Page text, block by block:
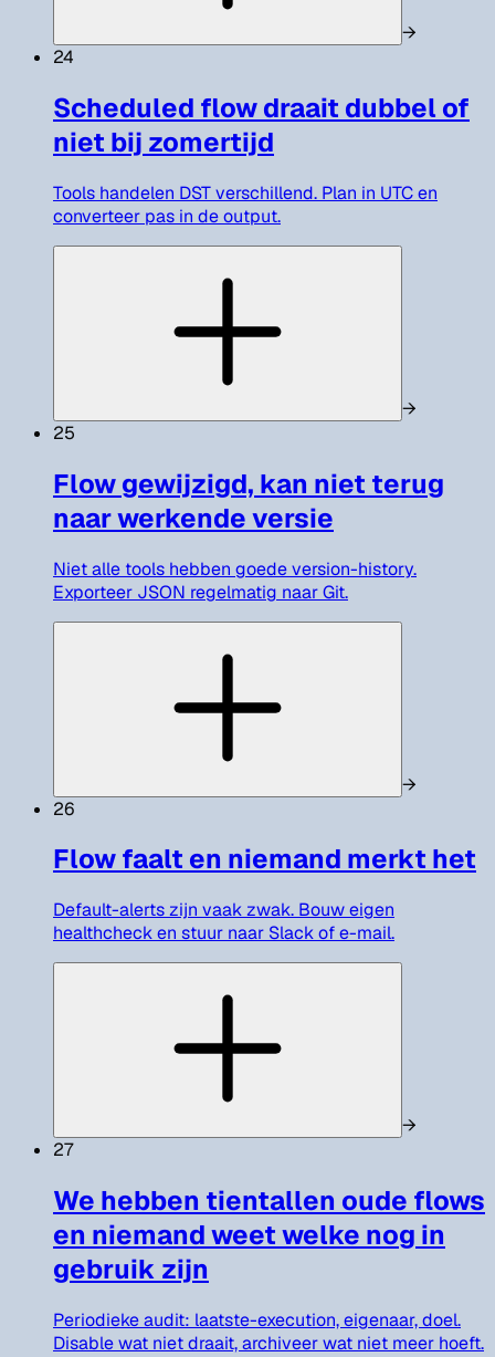
→
24
Scheduled flow draait dubbel of
niet bij zomertijd
Tools handelen DST verschillend. Plan in UTC en
converteer pas in de output.
→
25
Flow gewijzigd, kan niet terug
naar werkende versie
Niet alle tools hebben goede version-history.
Exporteer JSON regelmatig naar Git.
→
26
Flow faalt en niemand merkt het
Default-alerts zijn vaak zwak. Bouw eigen
healthcheck en stuur naar Slack of e-mail.
→
27
We hebben tientallen oude flows
en niemand weet welke nog in
gebruik zijn
Periodieke audit: laatste-execution, eigenaar, doel.
Disable wat niet draait, archiveer wat niet meer hoeft.